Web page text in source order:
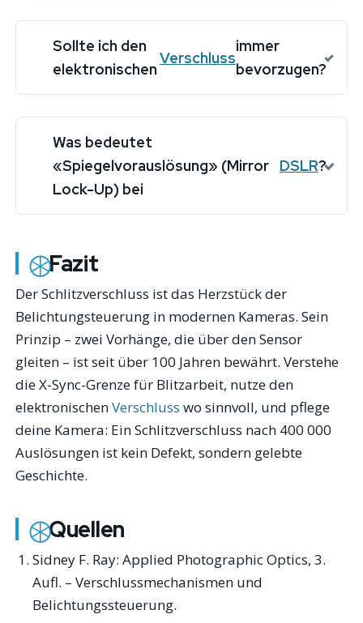
Sollte ich den
elektronischen
Verschluss
immer
bevorzugen?
Was bedeutet
«Spiegelvorauslösung» (Mirror
Lock-Up) bei
DSLR?
Fazit
Der Schlitzverschluss ist das Herzstück der
Belichtungsteuerung in modernen Kameras. Sein
Prinzip – zwei Vorhänge, die über den Sensor
gleiten – ist seit über 100 Jahren bewährt. Verstehe
die X-Sync-Grenze für Blitzarbeit, nutze den
elektronischenVerschluss wo sinnvoll, und pflege
deine Kamera: Ein Schlitzverschluss nach 400 000
Auslösungen ist kein Defekt, sondern gelebte
Geschichte.
Quellen
Sidney F. Ray: Applied Photographic Optics, 3.
Aufl. – Verschlussmechanismen und
Belichtungssteuerung.